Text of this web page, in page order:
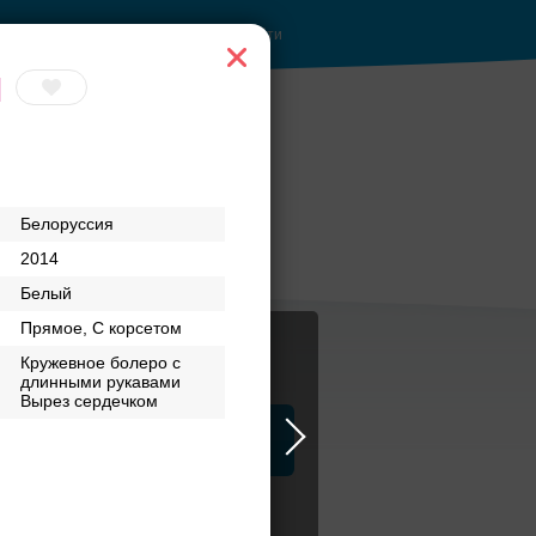
Белоруссия
2014
Белый
Прямое, С корсетом
Кружевное болеро с
длинными рукавами
Вырез сердечком
Войти
Петергофе